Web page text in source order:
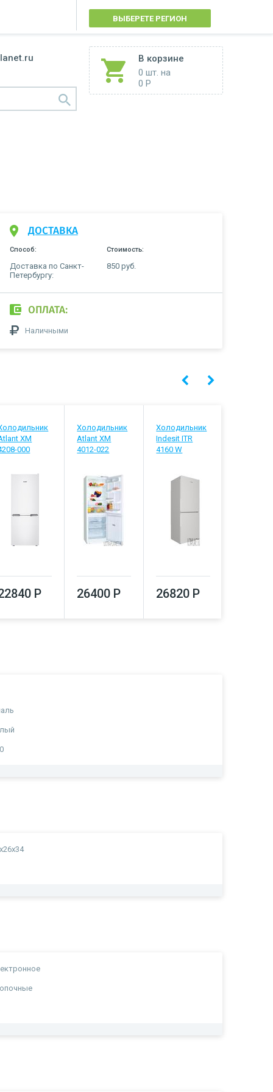
ВЫБЕРЕТЕ РЕГИОН
В корзине
0 шт. на
0 Р
ДОСТАВКА
Способ: Стоимость:
Доставка по Санкт-
Петербургу:
850 руб.
ОПЛАТА:
Наличными
ХМ
000
Р
Холодильник
Atlant ХМ
4012-022
26400 Р
Холодильник
Indesit ITR
4160 W
26820 Р